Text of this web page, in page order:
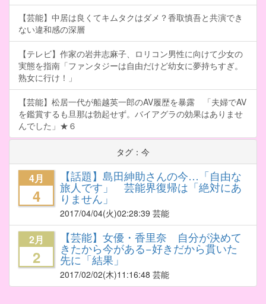
【芸能】中居は良くてキムタクはダメ？香取慎吾と共演でき
ない違和感の深層
【テレビ】作家の岩井志麻子、ロリコン男性に向けて少女の
実態を指南「ファンタジーは自由だけど幼女に夢持ちすぎ。
熟女に行け！」
【芸能】松居一代が船越英一郎のAV履歴を暴露 「夫婦でAV
を鑑賞するも旦那は勃起せず。バイアグラの効果はありませ
んでした」★６
タグ：今
4月
4
【話題】島田紳助さんの今…「自由な
旅人です」 芸能界復帰は「絶対にあ
りません」
2017/04/04(火)02:28:39 芸能
2月
2
【芸能】女優・香里奈 自分が決めて
きたから今がある−好きだから貫いた
先に「結果」
2017/02/02(木)11:16:48 芸能